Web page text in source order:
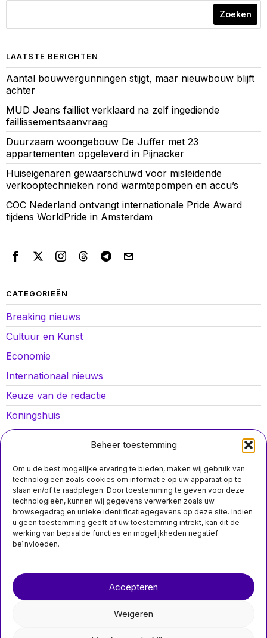
Beheer toestemming
Om u de best mogelijke ervaring te bieden, maken wij gebruik van
technologieën zoals cookies om informatie op uw apparaat op te
slaan en/of te raadplegen. Door toestemming te geven voor deze
technologieën, kunnen wij gegevens verwerken zoals uw
browsegedrag en unieke identificatiegegevens op deze site. Indien
u geen toestemming geeft of uw toestemming intrekt, kan dit de
werking van bepaalde functies en mogelijkheden negatief
beïnvloeden.
Accepteren
Weigeren
Zoeken
LAATSTE BERICHTEN
Aantal bouwvergunningen stijgt, maar nieuwbouw blijft
achter
MUD Jeans failliet verklaard na zelf ingediende
faillissementsaanvraag
Duurzaam woongebouw De Juffer met 23
appartementen opgeleverd in Pijnacker
Huiseigenaren gewaarschuwd voor misleidende
verkooptechnieken rond warmtepompen en accu’s
COC Nederland ontvangt internationale Pride Award
tijdens WorldPride in Amsterdam
CATEGORIEËN
Breaking nieuws
Cultuur en Kunst
Economie
Internationaal nieuws
Keuze van de redactie
Koningshuis
Lokaal nieuws
Opinies
Politiek
Sport
nieuwsimpuls.online
MIS HET NIET
van Rotterdamse
Chemieconcern
LyondellBasell trekt zich